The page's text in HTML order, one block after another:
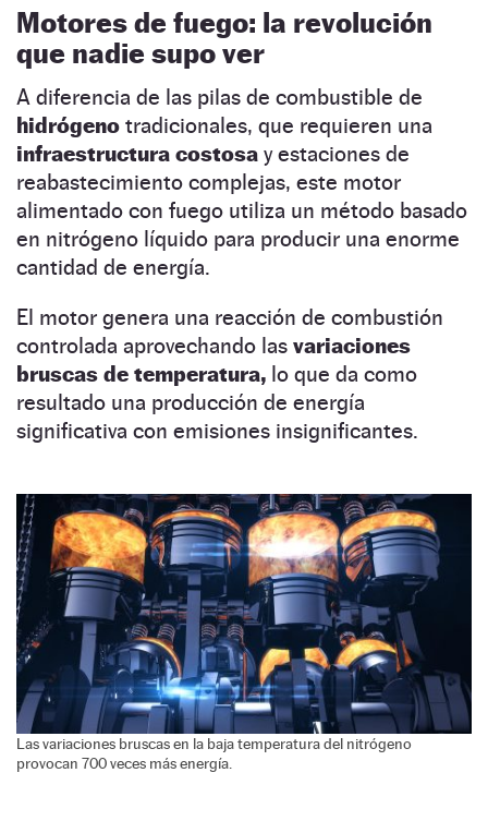
Motores de fuego: la revolución
que nadie supo ver
A diferencia de las pilas de combustible de
hidrógeno tradicionales, que requieren una
infraestructura costosa y estaciones de
reabastecimiento complejas, este motor
alimentado con fuego utiliza un método basado
en nitrógeno líquido para producir una enorme
cantidad de energía.
El motor genera una reacción de combustión
controlada aprovechando las variaciones
bruscas de temperatura, lo que da como
resultado una producción de energía
significativa con emisiones insignificantes.
Las variaciones bruscas en la baja temperatura del nitrógeno
provocan 700 veces más energía.